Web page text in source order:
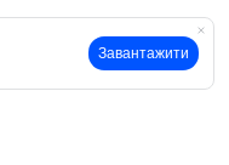
Завантажити